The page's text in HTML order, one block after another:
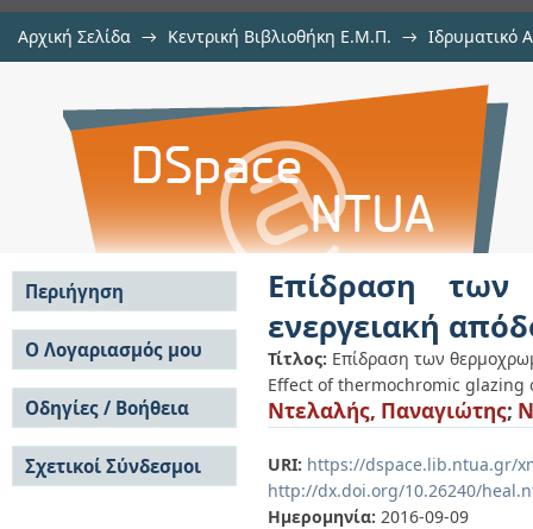
Αρχική Σελίδα → Κεντρική Βιβλιοθήκη Ε.Μ.Π. → Ιδρυματικό
Επίδραση των θερμοχρωμικών
κτιρίων
Επίδραση των
ενεργειακή
Τίτλος: Επίδραση των
Effect of thermochromic
Ντελαλής, Παναγιώτης;
URI: https://dspace.lib.ntua.gr/
http://dx.doi.org/10.26240/
Ημερομηνία: 2016-09-09
Περιήγηση
Σε όλο το DSpace
Κοινότητες & Συλλογές
Ανά Ημερομηνία
Έκδοσης
Συγγραφείς
Τίτλοι
Θέματα
Ο Λογαριασμός μου
Σύνδεση
Εγγραφή
Οδηγίες / Βοήθεια
Οδηγίες Υποβολής
Οδηγίες Χρήσης ΙΑ
Συχνές Ερωτήσεις
Σχετικοί Σύνδεσμοι